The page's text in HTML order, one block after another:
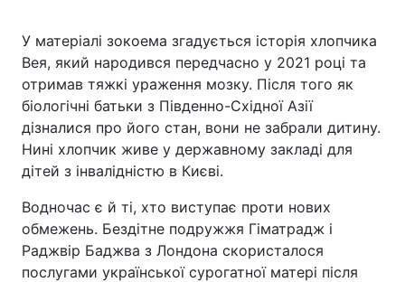
У матеріалі зокоема згадується історія хлопчика
Вея, який народився передчасно у 2021 році та
отримав тяжкі ураження мозку. Після того як
біологічні батьки з Південно-Східної Азії
дізналися про його стан, вони не забрали дитину.
Нині хлопчик живе у державному закладі для
дітей з інвалідністю в Києві.
Водночас є й ті, хто виступає проти нових
обмежень. Бездітне подружжя Гіматрадж і
Раджвір Баджва з Лондона скористалося
послугами української сурогатної матері після